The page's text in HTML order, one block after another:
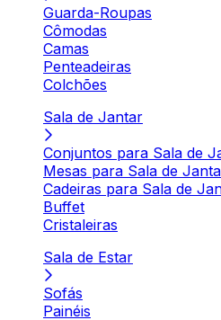
Guarda-Roupas
Cômodas
Camas
Penteadeiras
Colchões
Sala de Jantar
Conjuntos para Sala de
Mesas para Sala de
Cadeiras para Sala de
Buffet
Cristaleiras
Sala de Estar
Sofás
Painéis